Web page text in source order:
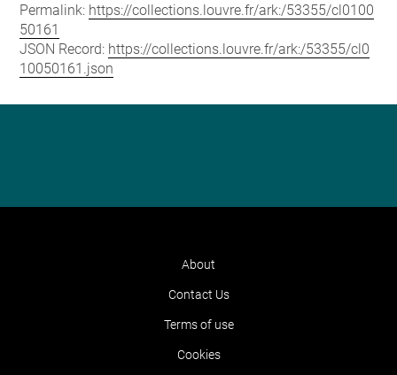
Permalink: https://collections.louvre.fr/ark:/53355/cl0100
50161
JSON Record: https://collections.louvre.fr/ark:/53355/cl0
10050161.json
About
Contact Us
Terms of use
Cookies